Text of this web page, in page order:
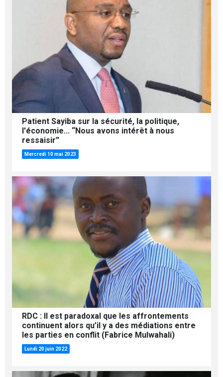
Patient Sayiba sur la sécurité, la politique,
l'économie... “Nous avons intérêt à nous
ressaisir”
Mercredi 10 mai 2023
RDC : Il est paradoxal que les affrontements
continuent alors qu’il y a des médiations entre
les parties en conflit (Fabrice Mulwahali)
Lundi 20 juin 2022